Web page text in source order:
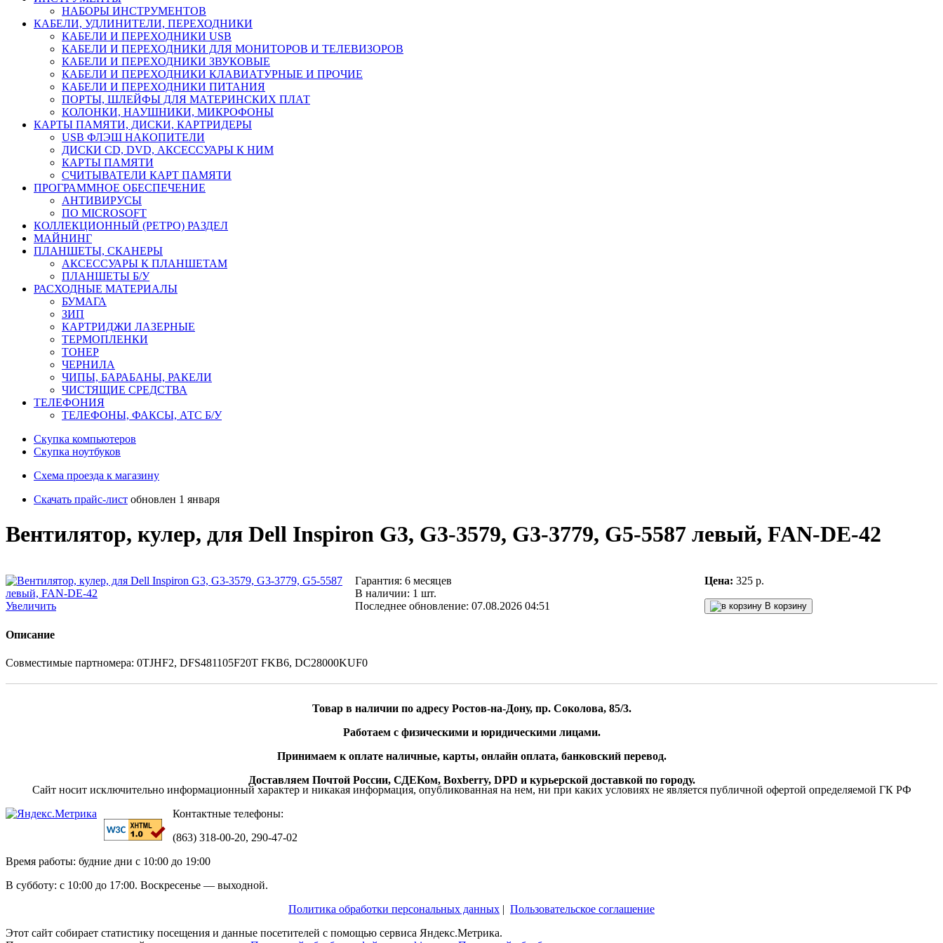
НАБОРЫ ИНСТРУМЕНТОВ
КАБЕЛИ, УДЛИНИТЕЛИ, ПЕРЕХОДНИКИ
КАБЕЛИ И ПЕРЕХОДНИКИ USB
КАБЕЛИ И ПЕРЕХОДНИКИ ДЛЯ МОНИТОРОВ И ТЕЛЕВИЗОРОВ
КАБЕЛИ И ПЕРЕХОДНИКИ ЗВУКОВЫЕ
КАБЕЛИ И ПЕРЕХОДНИКИ КЛАВИАТУРНЫЕ И ПРОЧИЕ
КАБЕЛИ И ПЕРЕХОДНИКИ ПИТАНИЯ
ПОРТЫ, ШЛЕЙФЫ ДЛЯ МАТЕРИНСКИХ ПЛАТ
КОЛОНКИ, НАУШНИКИ, МИКРОФОНЫ
КАРТЫ ПАМЯТИ, ДИСКИ, КАРТРИДЕРЫ
USB ФЛЭШ НАКОПИТЕЛИ
ДИСКИ CD, DVD, АКСЕССУАРЫ К НИМ
КАРТЫ ПАМЯТИ
СЧИТЫВАТЕЛИ КАРТ ПАМЯТИ
ПРОГРАММНОЕ ОБЕСПЕЧЕНИЕ
АНТИВИРУСЫ
ПО MICROSOFT
КОЛЛЕКЦИОННЫЙ (РЕТРО) РАЗДЕЛ
МАЙНИНГ
ПЛАНШЕТЫ, СКАНЕРЫ
АКСЕССУАРЫ К ПЛАНШЕТАМ
ПЛАНШЕТЫ Б/У
РАСХОДНЫЕ МАТЕРИАЛЫ
БУМАГА
ЗИП
КАРТРИДЖИ ЛАЗЕРНЫЕ
ТЕРМОПЛЕНКИ
ТОНЕР
ЧЕРНИЛА
ЧИПЫ, БАРАБАНЫ, РАКЕЛИ
ЧИСТЯЩИЕ СРЕДСТВА
ТЕЛЕФОНИЯ
ТЕЛЕФОНЫ, ФАКСЫ, АТС Б/У
Скупка компьютеров
Cкупка ноутбуков
Схема проезда к магазину
Скачать прайс-лист обновлен 1 января
Вентилятор, кулер, для Dell Inspiron G3, G3-3579, G3-3779, G5-5587 левый, FAN-DE-42
Увеличить
Гарантия: 6 месяцев
В наличии: 1 шт.
Последнее обновление: 07.08.2026 04:51
Цена: 325 р.
В корзину
Описание
Совместимые партномера: 0TJHF2, DFS481105F20T FKB6, DC28000KUF0
Товар в наличии по адресу Ростов-на-Дону, пр. Соколова, 85/3.
Работаем с физическими и юридическими лицами.
Принимаем к оплате наличные, карты, онлайн оплата, банковский перевод.
Доставляем Почтой России, СДЕКом, Boxberry, DPD и курьерской доставкой по городу.
Сайт носит исключительно информационный характер и никакая информация, опубликованная на нем, ни при каких условиях не является публичной офертой определяемой ГК РФ
Контактные телефоны:
(863) 318-00-20, 290-47-02
Время работы: будние дни с 10:00 до 19:00
В субботу: с 10:00 до 17:00. Воскресенье — выходной.
Политика обработки персональных данных | Пользовательское соглашение
Этот сайт собирает статистику посещения и данные посетителей c помощью сервиса Яндекс.Метрика.